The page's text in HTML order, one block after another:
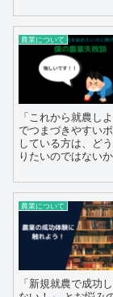
農業について
「これから就農し
でつまづきやすい
している方は、ど
りたいのではない
農業について
「新規就農で成功